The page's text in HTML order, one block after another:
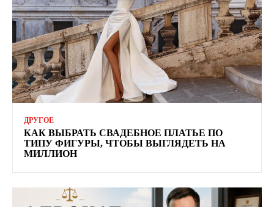
ДРУГОЕ
КАК ВЫБРАТЬ СВАДЕБНОЕ ПЛАТЬЕ ПО
ТИПУ ФИГУРЫ, ЧТОБЫ ВЫГЛЯДЕТЬ НА
МИЛЛИОН